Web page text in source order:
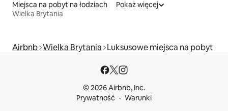
Miejsca na pobyt na łodziach
Wielka Brytania
Pokaż więcej
Airbnb Wielka Brytania Luksusowe miejsca na pobyt
© 2026 Airbnb, Inc.
Prywatność
Warunki